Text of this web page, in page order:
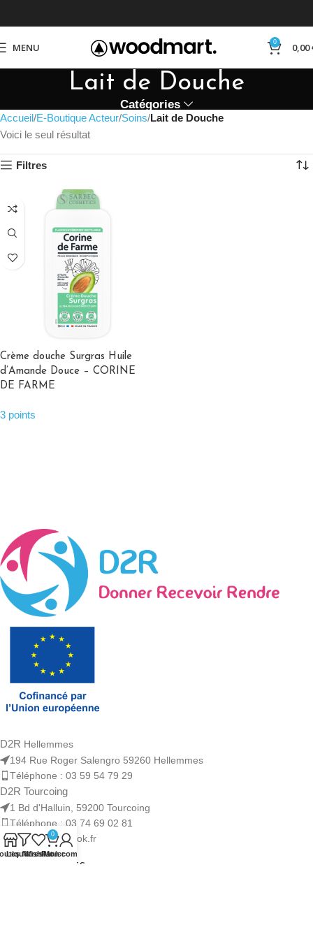
MENU 0 0,00
Lait de Douche
Catégories
Accueil E-Boutique Acteur Soins Lait de Douche
Voici le seul résultat
Filtres
Crème douche Surgras Huile
d’Amande Douce – CORINE
DE FARME
3 points
D2R Hellemmes
194 Rue Roger Salengro 59260 Hellemmes
Téléphone : 03 59 54 79 29
D2R Tourcoing
1 Bd d'Halluin, 59200 Tourcoing
Téléphone : 03 74 69 02 81
DdeuxR@outlook.fr
RECENT POSTS
Les filtres
Wishlist
0
Panier
Mon compte